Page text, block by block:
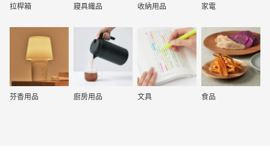
拉桿箱 寢具織品 收納用品 家電
芬香用品 廚房用品 文具 食品